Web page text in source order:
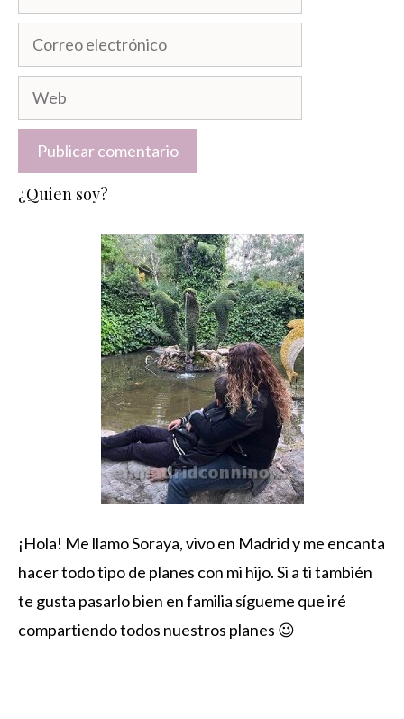
Correo
electrónico
Web
¿Quien soy?
¡Hola! Me llamo Soraya, vivo en Madrid y me encanta
hacer todo tipo de planes con mi hijo. Si a ti también
te gusta pasarlo bien en familia sígueme que iré
compartiendo todos nuestros planes 😉